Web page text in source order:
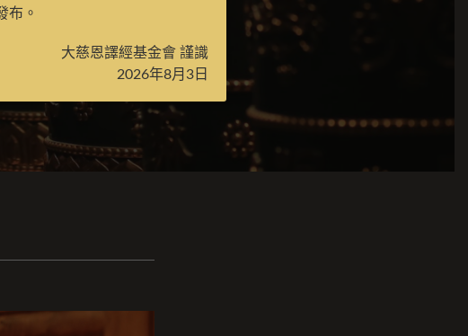
布。
大慈恩譯經基金會 謹識
2026年8月3日